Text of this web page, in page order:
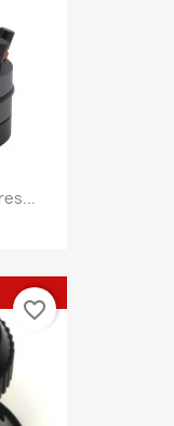
favorite_border